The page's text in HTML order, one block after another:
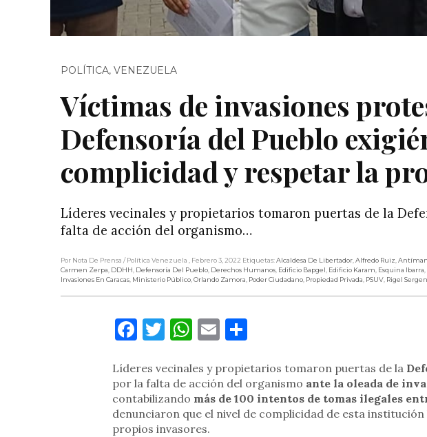
POLÍTICA, VENEZUELA
Víctimas de invasiones
Defensoría del Pueblo
complicidad y respetar la
Líderes vecinales y propietarios tomaron puertas de la
falta de acción del organismo…
Por Nota De Prensa / Política Venezuela , Febrero 3, 2022 Etiquetas:Alcaldesa De Libertador,Alfredo Ruiz,
Carmen Zerpa, DDHH, Defensoría Del Pueblo, Derechos Humanos, Edificio Bapgel, Edificio Karam, Esquina Ibarra,
Invasiones En Caracas, Ministerio Público,Orlando Zamora, Poder Ciudadano, Propiedad Privada, PSUV, Rigel
Facebook
Twitter
WhatsApp
EmailCompartir
Líderes vecinales y propietarios tomaron puertas de la
por la falta de acción del organismo ante la oleada de
contabilizando más de 100 intentos de tomas ilegales
denunciaron que el nivel de complicidad de esta
propios invasores.